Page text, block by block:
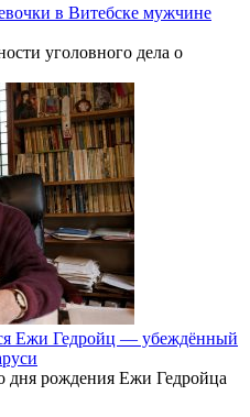
в Витебске мужчине
уголовного дела о
Ежи Гедройц — убеждённый
дня рождения Ежи Гедройца